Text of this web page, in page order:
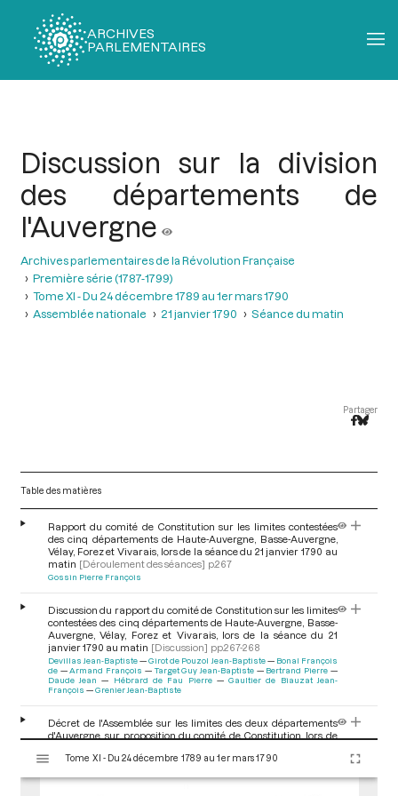
ARCHIVES
PARLEMENTAIRES
Discussion sur la division
des départements de
l'Auvergne
Archives parlementaires de la Révolution Française
Première série (1787-1799)
Tome XI - Du 24 décembre 1789 au 1er mars 1790
Assemblée nationale
21 janvier 1790 Séance du matin
Partager
Table des matières
Rapport du comité de Constitution sur les limites contestées
des cinq départements de Haute-Auvergne, Basse-Auvergne,
Vélay, Forez et Vivarais, lors de la séance du 21 janvier 1790 au
matin [Déroulement des séances] p.267
Gossin Pierre François
Discussion du rapport du comité de Constitution sur les limites
contestées des cinq départements de Haute-Auvergne, Basse-
Auvergne, Vélay, Forez et Vivarais, lors de la séance du 21
janvier 1790 au matin [Discussion] pp.267-268
Devillas Jean-Baptiste Girot de Pouzol Jean-Baptiste
Bonal François
de
Armand François Target Guy Jean-Baptiste
Bertrand Pierre
Daude Jean
Hébrard de Fau Pierre
Gaultier de Biauzat Jean-
François
Grenier Jean-Baptiste
Décret de l'Assemblée sur les limites des deux départements
d'Auvergne, sur proposition du comité de Constitution, lors de
Ajournement de la question des limites entre le Forez, le Vélay
s
Tome XI - Du 24 décembre 1789 au 1er mars 1790